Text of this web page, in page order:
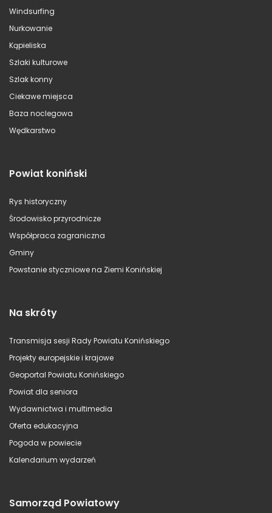
Windsurfing
Nurkowanie
Kąpieliska
Szlaki kulturowe
Szlak konny
Ciekawe miejsca
Baza noclegowa
Wędkarstwo
Powiat koniński
Rys historyczny
Środowisko przyrodnicze
Współpraca zagraniczna
Gminy
Powstanie styczniowe na Ziemi Konińskiej
Na skróty
Transmisja sesji Rady Powiatu Konińskiego
Projekty europejskie i krajowe
Geoportal Powiatu Konińskiego
Powiat dla seniora
Wydawnictwa i multimedia
Oferta edukacyjna
Pogoda w powiecie
Kalendarium wydarzeń
Samorząd Powiatowy